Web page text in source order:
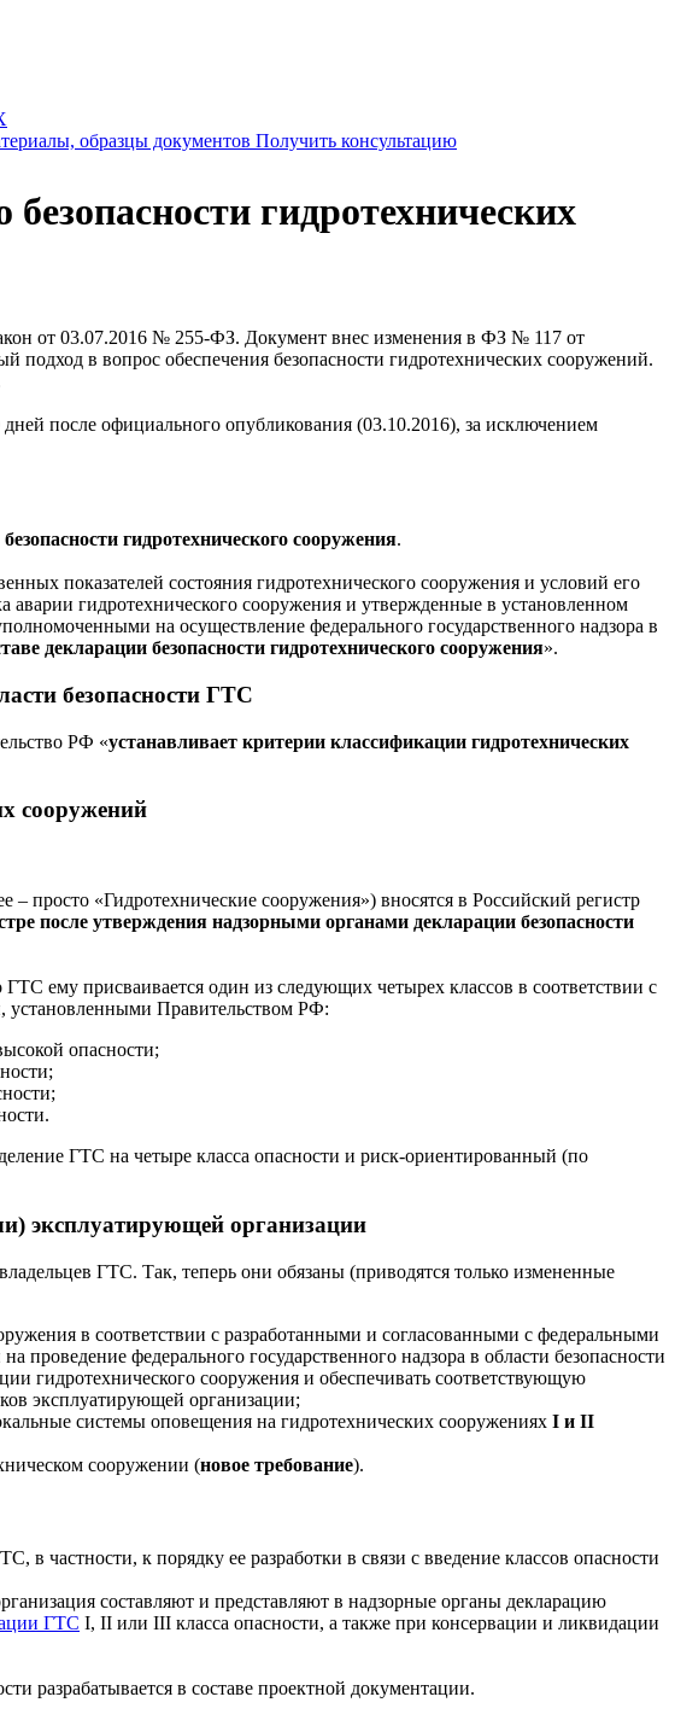
Получить консультацию
гидротехнических
от 03.07.2016 № 255-ФЗ. Документ внес изменения в ФЗ № 117 от
подход в вопрос обеспечения безопасности гидротехнических сооружений.
после официального опубликования (03.10.2016), за исключением
гидротехнического сооружения.
показателей состояния гидротехнического сооружения и условий его
гидротехнического сооружения и утвержденные в установленном
на осуществление федерального государственного надзора в
декларации безопасности гидротехнического сооружения».
безопасности ГТС
РФ «устанавливает критерии классификации гидротехнических
сооружений
– просто «Гидротехнические сооружения») вносятся в Российский регистр
после утверждения надзорными органами декларации безопасности
ему присваивается один из следующих четырех классов в соответствии с
установленными Правительством РФ:
опасности;
ГТС на четыре класса опасности и риск-ориентированный (по
эксплуатирующей организации
ГТС. Так, теперь они обязаны (приводятся только измененные
в соответствии с разработанными и согласованными с федеральными
федерального государственного надзора в области безопасности
гидротехнического сооружения и обеспечивать соответствующую
эксплуатирующей организации;
системы оповещения на гидротехнических сооружениях I и II
сооружении (новое требование).
в частности, к порядку ее разработки в связи с введение классов опасности
составляют и представляют в надзорные органы декларацию
ГТС I, II или III класса опасности, а также при консервации и ликвидации
разрабатывается в составе проектной документации.